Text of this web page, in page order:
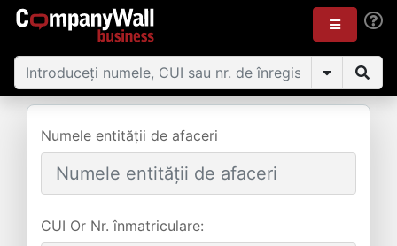
Numele entității de afaceri
CUI Or Nr. înmatriculare: